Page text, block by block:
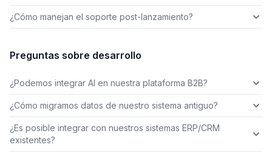
¿Cómo manejan el soporte post-lanzamiento?
Preguntas sobre desarrollo
¿Podemos integrar AI en nuestra plataforma B2B?
¿Cómo migramos datos de nuestro sistema antiguo?
¿Es posible integrar con nuestros sistemas ERP/CRM
existentes?